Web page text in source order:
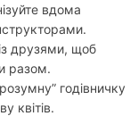
вдома
із друзями, щоб
разом.
годівничку
квітів.